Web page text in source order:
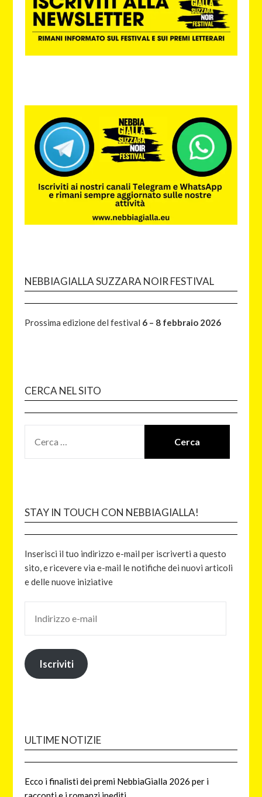
NEBBIAGIALLA SUZZARA NOIR FESTIVAL
Prossima edizione del festival 6 – 8 febbraio 2026
CERCA NEL SITO
STAY IN TOUCH CON NEBBIAGIALLA!
Inserisci il tuo indirizzo e-mail per iscriverti a questo
sito, e ricevere via e-mail le notifiche dei nuovi articoli
e delle nuove iniziative
Iscriviti
ULTIME NOTIZIE
Ecco i finalisti dei premi NebbiaGialla 2026 per i